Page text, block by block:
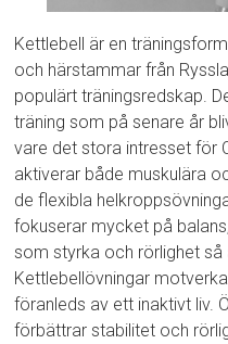
Kettlebell är en
och härstammar från
populärt träningsredskap.
träning som på senare år
vare det stora intresset för
aktiverar både muskulära
de flexibla
fokuserar mycket på
som styrka och rörlighet så
Kettlebellövningar
föranleds av ett inaktivt liv.
förbättrar stabilitet och